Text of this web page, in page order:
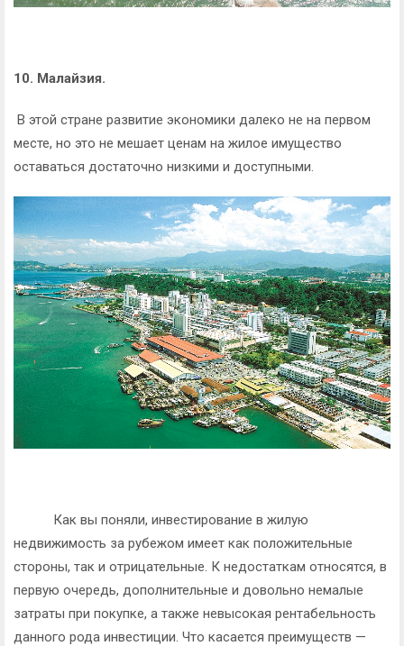
10. Малайзия.
В этой стране развитие экономики далеко не на первом
месте, но это не мешает ценам на жилое имущество
оставаться достаточно низкими и доступными.
Как вы поняли, инвестирование в жилую
недвижимость за рубежом имеет как положительные
стороны, так и отрицательные. К недостаткам относятся, в
первую очередь, дополнительные и довольно немалые
затраты при покупке, а также невысокая рентабельность
данного рода инвестиции. Что касается преимуществ —